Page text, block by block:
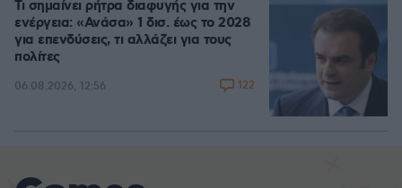
Τι σημαίνει ρήτρα διαφυγής για την
ενέργεια: «Ανάσα» 1 δισ. έως το 2028
για επενδύσεις, τι αλλάζει για τους
πολίτες
06.08.2026, 12:56 122